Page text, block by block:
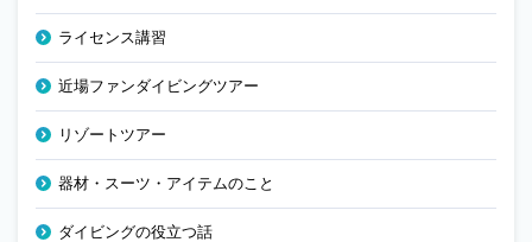
ライセンス講習
近場ファンダイビングツアー
リゾートツアー
器材・スーツ・アイテムのこと
ダイビングの役立つ話